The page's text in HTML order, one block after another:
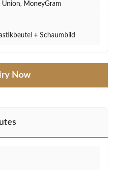
MoneyGram
+ Schaumbild
Now